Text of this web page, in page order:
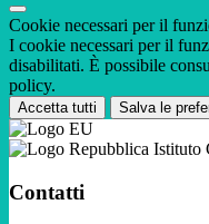
Cookie necessari per il
I cookie necessari per il
disabilitati. È possibile
policy.
Accetta tutti Salva le
Istituto
Contatti